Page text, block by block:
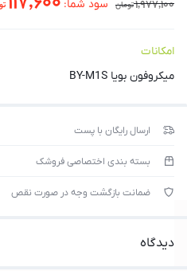
1,977,100تومان سود شما:
امکانات
میکروفون بویا BY-M1S
ارسال رایگان با پست
بسته بندی اختصاصی فروشک
ضمانت بازگشت وجه در صورت نقص
دیدگاه